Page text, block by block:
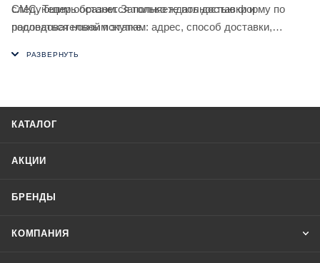
СМС. Теперь останется только ждать доставки и
радоваться новой покупке.
следующим образом. Заполняете полностью форму по
последовательным этапам: адрес, способ доставки,
КАТАЛОГ
АКЦИИ
БРЕНДЫ
КОМПАНИЯ